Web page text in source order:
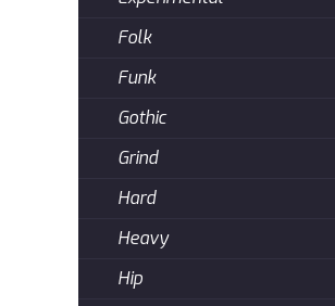
Folk
Funk
Gothic
Grind
Hard
Heavy
Hip